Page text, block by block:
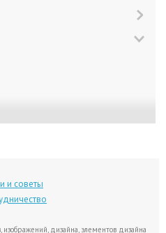
и советы
изображений, дизайна, элементов дизайна